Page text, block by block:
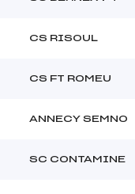
CS RISOUL
CS FT ROMEU
ANNECY SEMNO
SC CONTAMINE